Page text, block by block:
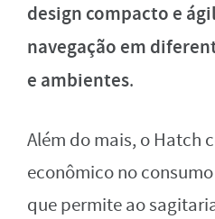
design compacto e
navegação em
e ambientes.
Além do mais, o Hatch
econômico no
que permite ao